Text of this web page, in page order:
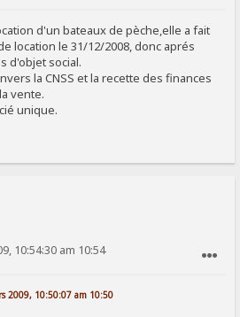
d'un bateaux de pèche,elle a fait
location le 31/12/2008, donc aprés
d'objet social.
la CNSS et la recette des finances
vente.
unique.
10:54:30 am 10:54
2009, 10:50:07 am 10:50